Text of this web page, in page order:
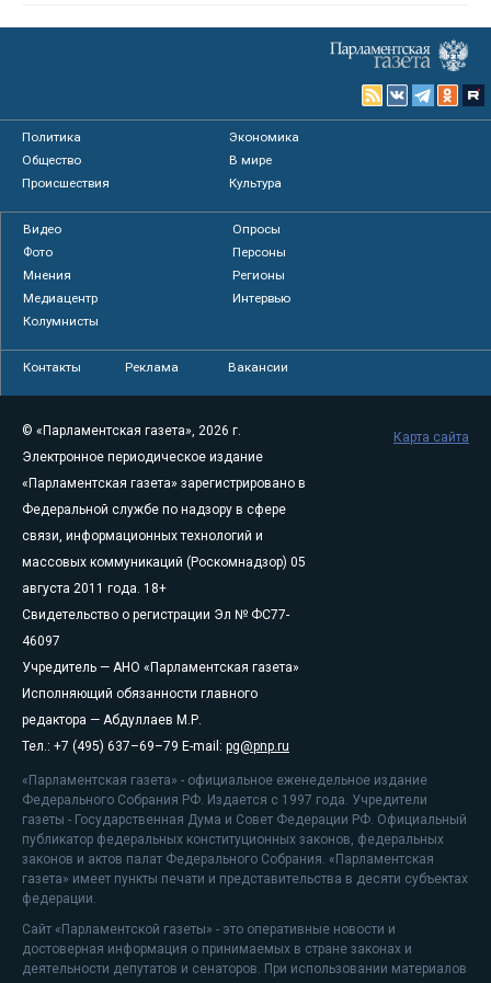
Политика
Экономика
Общество
В мире
Происшествия
Культура
Видео
Опросы
Фото
Персоны
Мнения
Регионы
Медиацентр
Интервью
Колумнисты
Контакты Реклама Вакансии
© «Парламентская газета», 2026 г.
Электронное периодическое издание
«Парламентская газета» зарегистрировано в
Федеральной службе по надзору в сфере
связи, информационных технологий и
массовых коммуникаций (Роскомнадзор) 05
августа 2011 года. 18+
Свидетельство о регистрации Эл № ФС77-
46097
Учредитель — АНО «Парламентская газета»
Исполняющий обязанности главного
редактора — Абдуллаев М.Р.
Тел.: +7 (495) 637–69–79 E-mail: pg@pnp.ru
«Парламентская газета» - официальное еженедельное издание
Федерального Собрания РФ. Издается с 1997 года. Учредители
газеты - Государственная Дума и Совет Федерации РФ. Официальный
публикатор федеральных конституционных законов, федеральных
законов и актов палат Федерального Собрания. «Парламентская
газета» имеет пункты печати и представительства в десяти субъектах
федерации.
Сайт «Парламентской газеты» - это оперативные новости и
достоверная информация о принимаемых в стране законах и
деятельности депутатов и сенаторов. При использовании материалов
Карта сайта